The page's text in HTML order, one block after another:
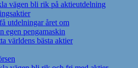
vägen bli rik på aktieutdelning
utdelningar året om
egen pengamaskin
världens bästa aktier